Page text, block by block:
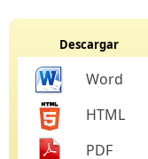
Descargar
Word
HTML
PDF